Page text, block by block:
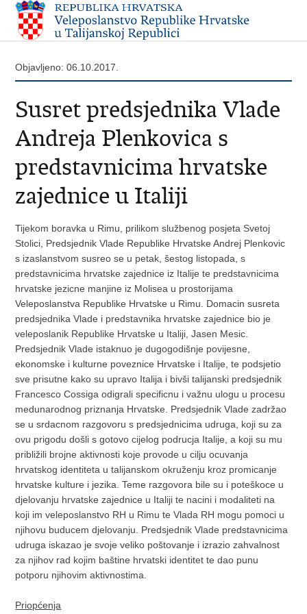
Objavljeno: 06.10.2017.
Susret predsjednika Vlade
Andreja Plenkovica s
predstavnicima hrvatske
zajednice u Italiji
Tijekom boravka u Rimu, prilikom službenog posjeta Svetoj
Stolici, Predsjednik Vlade Republike Hrvatske Andrej Plenkovic
s izaslanstvom susreo se u petak, šestog listopada, s
predstavnicima hrvatske zajednice iz Italije te predstavnicima
hrvatske jezicne manjine iz Molisea u prostorijama
Veleposlanstva Republike Hrvatske u Rimu. Domacin susreta
predsjednika Vlade i predstavnika hrvatske zajednice bio je
veleposlanik Republike Hrvatske u Italiji, Jasen Mesic.
Predsjednik Vlade istaknuo je dugogodišnje povijesne,
ekonomske i kulturne poveznice Hrvatske i Italije, te podsjetio
sve prisutne kako su upravo Italija i bivši talijanski predsjednik
Francesco Cossiga odigrali specificnu i važnu ulogu u procesu
medunarodnog priznanja Hrvatske. Predsjednik Vlade zadržao
se u srdacnom razgovoru s predsjednicima udruga, koji su za
ovu prigodu došli s gotovo cijelog podrucja Italije, a koji su mu
približili brojne aktivnosti koje provode u cilju ocuvanja
hrvatskog identiteta u talijanskom okruženju kroz promicanje
hrvatske kulture i jezika. Teme razgovora bile su i poteškoce u
djelovanju hrvatske zajednice u Italiji te nacini i modaliteti na
koji im veleposlanstvo RH u Rimu te Vlada RH mogu pomoci u
njihovu buducem djelovanju. Predsjednik Vlade predstavnicima
udruga iskazao je svoje veliko poštovanje i izrazio zahvalnost
za njihov rad kojim baštine hrvatski identitet te dao punu
potporu njihovim aktivnostima.
Priopćenja